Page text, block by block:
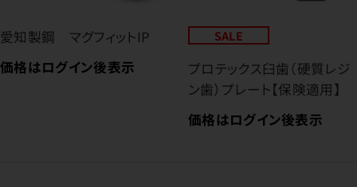
愛知製鋼 マグフィットIP
価格はログイン後表示
SALE
プロテックス臼歯（硬質レジ
ン歯）プレート【保険適用】
価格はログイン後表示